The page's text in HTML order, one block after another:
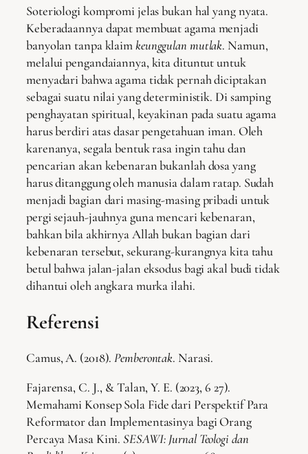
Soteriologi kompromi jelas bukan hal yang nyata.
Keberadaannya dapat membuat agama menjadi
banyolan tanpa klaimkeunggulan mutlak. Namun,
melalui pengandaiannya, kita dituntut untuk
menyadari bahwa agama tidak pernah diciptakan
sebagai suatu nilai yang deterministik. Di samping
penghayatan spiritual, keyakinan pada suatu agama
harus berdiri atas dasar pengetahuan iman. Oleh
karenanya, segala bentuk rasa ingin tahu dan
pencarian akan kebenaran bukanlah dosa yang
harus ditanggung oleh manusia dalam ratap. Sudah
menjadi bagian dari masing-masing pribadi untuk
pergi sejauh-jauhnya guna mencari kebenaran,
bahkan bila akhirnya Allah bukan bagian dari
kebenaran tersebut, sekurang-kurangnya kita tahu
betul bahwa jalan-jalan eksodus bagi akal budi tidak
dihantui oleh angkara murka ilahi.
Referensi
Camus, A. (2018).Pemberontak. Narasi.
Fajarensa, C. J., & Talan, Y. E. (2023, 6 27).
Memahami Konsep Sola Fide dari Perspektif Para
Reformator dan Implementasinya bagi Orang
Percaya Masa Kini.SESAWI: Jurnal Teologi dan